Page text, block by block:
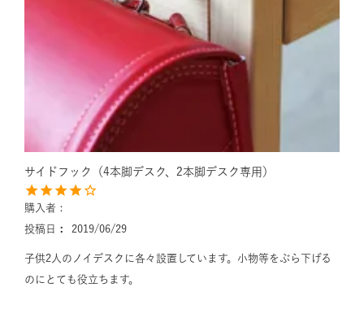
サイドフック（4本脚デスク、2本脚デスク専用）
購入者
投稿日
2019/06/29
子供2人のノイデスクに各々設置しています。小物等をぶら下げる
のにとても役立ちます。